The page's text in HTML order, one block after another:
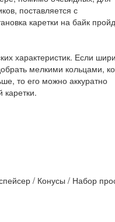
поставляется с
каретки на байк
характеристик. Если
мелкими кольцами,
то его можно аккуратно
каретки.
/ Конусы / Набор